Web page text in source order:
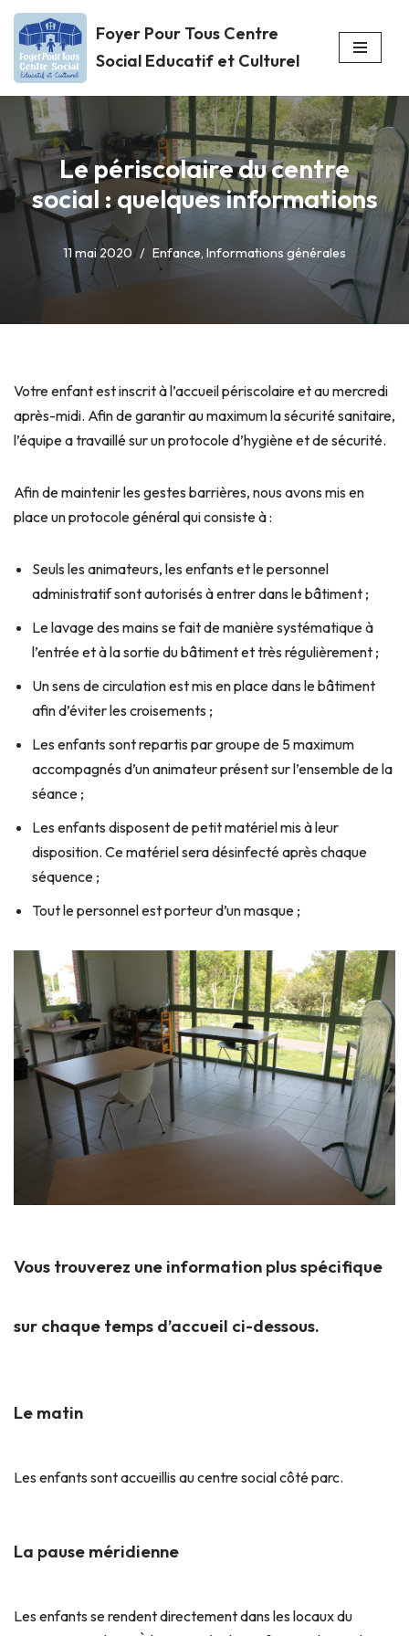
Aller
au
contenu
Foyer Pour Tous Centre
Social Educatif et Culturel
Le périscolaire du centre
social : quelques informations
11 mai 2020 Enfance, Informations générales
Votre enfant est inscrit à l’accueil périscolaire et au mercredi
après-midi. Afin de garantir au maximum la sécurité sanitaire,
l’équipe a travaillé sur un protocole d’hygiène et de sécurité.
Afin de maintenir les gestes barrières, nous avons mis en
place un protocole général qui consiste à :
Seuls les animateurs, les enfants et le personnel
administratif sont autorisés à entrer dans le bâtiment ;
Le lavage des mains se fait de manière systématique à
l’entrée et à la sortie du bâtiment et très régulièrement ;
Un sens de circulation est mis en place dans le bâtiment
afin d’éviter les croisements ;
Les enfants sont repartis par groupe de 5 maximum
accompagnés d’un animateur présent sur l’ensemble de la
séance ;
Les enfants disposent de petit matériel mis à leur
disposition. Ce matériel sera désinfecté après chaque
séquence ;
Tout le personnel est porteur d’un masque ;
Vous trouverez une information plus spécifique
sur chaque temps d’accueil ci-dessous.
Le matin
Les enfants sont accueillis au centre social côté parc.
La pause méridienne
Les enfants se rendent directement dans les locaux du